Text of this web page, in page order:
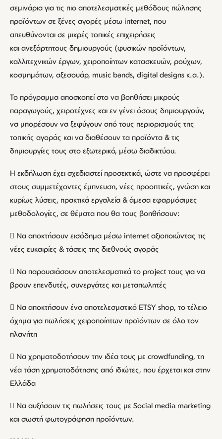
σεμινάρια για τις πιο αποτελεσματικές μεθόδους πώλησης
προϊόντων σε ξένες αγορές μέσω internet, που
απευθύνονται σε μικρές τοπικές επιχειρήσεις
και ανεξάρτητους δημιουργούς (φυσικών προϊόντων,
καλλιτεχνικών έργων, χειροποίητων κατασκευών, ρούχων,
κοσμημάτων, αξεσουάρ, music bands, digital designs κ.α.).
Το πρόγραμμα αποσκοπεί στο να βοηθήσει μικρούς
παραγωγούς, χειροτέχνες και εν γένει όσους δημιουργούν,
να μπορέσουν να ξεφύγουν από τους περιορισμούς της
τοπικής αγοράς και να διαθέσουν τα προϊόντα & τις
δημιουργίες τους στο εξωτερικό, μέσω διαδικτύου.
Η εκδήλωση έχει σχεδιαστεί προσεκτικά, ώστε να προσφέρει
στους συμμετέχοντες έμπνευση, νέες προοπτικές, γνώση και
κυρίως λύσεις, πρακτικά εργαλεία & άμεσα εφαρμόσιμες
μεθοδολογίες, σε θέματα που θα τους βοηθήσουν:
 Να αποκτήσουν εισόδημα μέσω internet αξιοποιώντας τις
νέες ευκαιρίες & τάσεις της διεθνούς αγοράς
 Να παρουσιάσουν αποτελεσματικά το project τους για να
βρουν επενδυτές, συνεργάτες και μεταπωλητές
 Να αποκτήσουν ένα αποτελεσματικό ETSY shop, το τέλειο
όχημα για πωλήσεις χειροποίητων προϊόντων σε όλο τον
πλανήτη
 Nα χρηματοδοτήσουν την ιδέα τους με crowdfunding, τη
νέα τάση χρηματοδότησης από ιδιώτες, που έρχεται και στην
Ελλάδα
 Nα αυξήσουν τις πωλήσεις τους με Social media marketing
και σωστή φωτογράφηση προϊόντων.